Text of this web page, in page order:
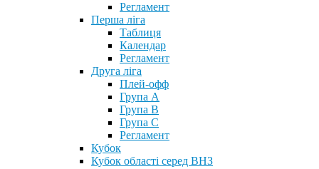
Регламент
Перша ліга
Таблиця
Календар
Регламент
Друга ліга
Плей-офф
Група А
Група В
Група С
Регламент
Кубок
Кубок області серед ВНЗ